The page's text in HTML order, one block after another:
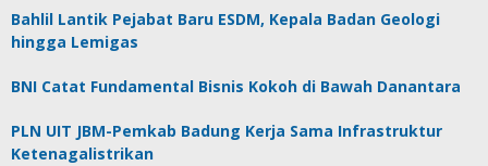
Bahlil Lantik Pejabat Baru ESDM, Kepala Badan Geologi
hingga Lemigas
BNI Catat Fundamental Bisnis Kokoh di Bawah Danantara
PLN UIT JBM-Pemkab Badung Kerja Sama Infrastruktur
Ketenagalistrikan